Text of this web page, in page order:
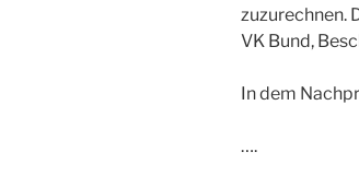
zuzurechnen.
VK Bund,
In dem
….